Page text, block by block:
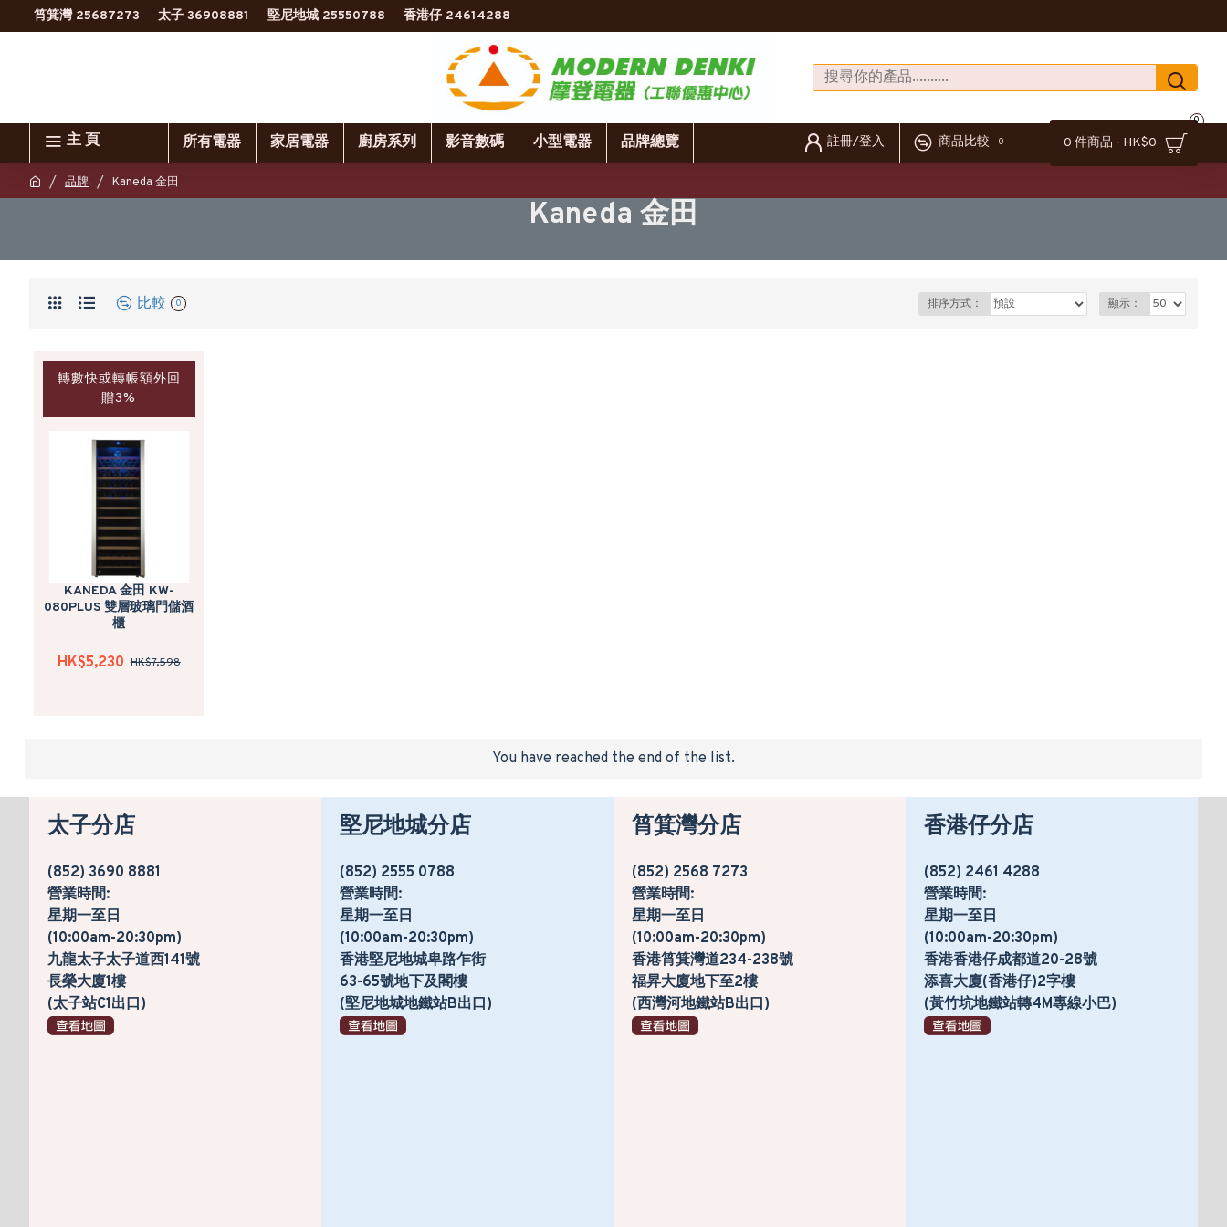
筲箕灣 25687273 太子 36908881 堅尼地城 25550788 香港仔 24614288
主 頁 所有電器 家居電器 廚房系列 影音數碼 小型電器 品牌總覽 註冊/登入 商品比較 0 0 件商品 - HK$0
0
品牌 Kaneda 金田
Kaneda 金田
比較 0 排序方式： 顯示：
轉數快或轉帳額外回
贈3%
KANEDA 金田 KW-
080PLUS 雙層玻璃門儲酒
櫃
HK$5,230 HK$7,598
You have reached the end of the list.
太子分店
(852) 3690 8881
營業時間:
星期一至日
(10:00am-20:30pm)
九龍太子太子道西141號
長榮大廈1樓
(太子站C1出口)
堅尼地城分店
(852) 2555 0788
營業時間:
星期一至日
(10:00am-20:30pm)
香港堅尼地城卑路乍街
63-65號地下及閣樓
(堅尼地城地鐵站B出口)
筲箕灣分店
(852) 2568 7273
營業時間:
星期一至日
(10:00am-20:30pm)
香港筲箕灣道234-238號
福昇大廈地下至2樓
(西灣河地鐵站B出口)
香港仔分店
(852) 2461 4288
營業時間:
星期一至日
(10:00am-20:30pm)
香港香港仔成都道20-28號
添喜大廈(香港仔)2字樓
(黃竹坑地鐵站轉4M專線小巴)